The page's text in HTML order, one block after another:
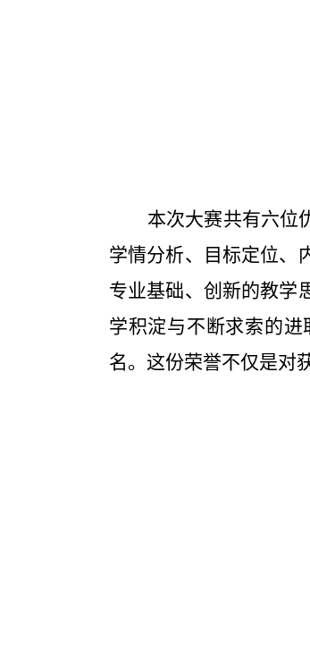
本次大赛共有六位
学情分析、目标定位、
专业基础、创新的教学
学积淀与不断求索的
名。这份荣誉不仅是对